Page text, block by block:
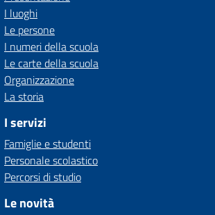
I luoghi
Le persone
I numeri della scuola
Le carte della scuola
Organizzazione
La storia
I servizi
Famiglie e studenti
Personale scolastico
Percorsi di studio
Le novità